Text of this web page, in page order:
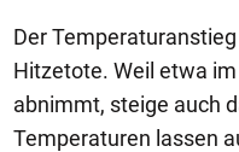
Der
Hitzetote. Weil etwa
abnimmt, steige auch
Temperaturen lassen